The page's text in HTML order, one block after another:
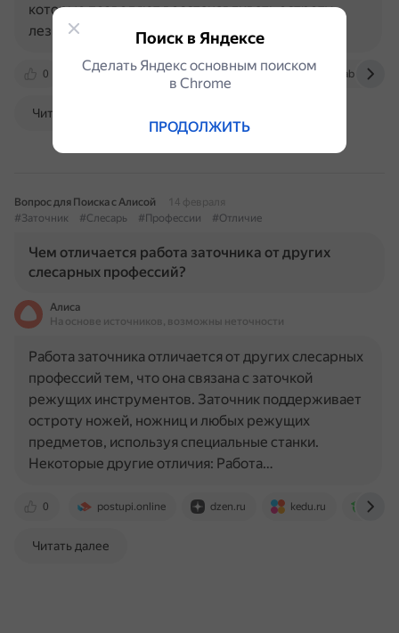
0 postupi.online ncpo.ru metalloobrabotka.ru
которые позволяют восстанавливать остроту
лезвий и режущих кромок. В процессе…
Читать далее
Вопрос для Поиска с Алисой
14 февраля
#Заточник
#Слесарь #Профессии #Отличие
Чем отличается работа заточника от других
слесарных профессий?
Алиса
На основе источников, возможны неточности
0 postupi.online dzen.ru kedu.ru
Работа заточника отличается от других слесарных
профессий тем, что она связана с заточкой
режущих инструментов. Заточник поддерживает
остроту ножей, ножниц и любых режущих
предметов, используя специальные станки.
Некоторые другие отличия: Работа…
Читать далее
Поиск в Яндексе
Сделать Яндекс основным поиском
в Сhrome
ПРОДОЛЖИТЬ